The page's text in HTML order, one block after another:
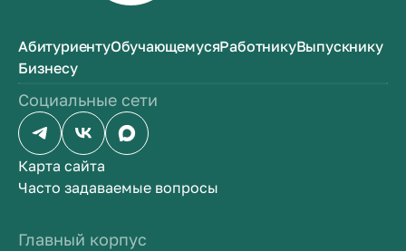
АбитуриентуОбучающемусяРаботникуВыпускнику
Бизнесу
Социальные сети
Карта сайта
Часто задаваемые вопросы
Главный корпус